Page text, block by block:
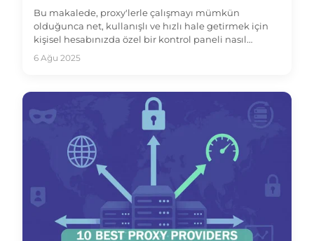
Bu makalede, proxy'lerle çalışmayı mümkün
olduğunca net, kullanışlı ve hızlı hale getirmek için
kişisel hesabınızda özel bir kontrol paneli nasıl
ayarlanacağını anlatacağız.
6 Ağu 2025